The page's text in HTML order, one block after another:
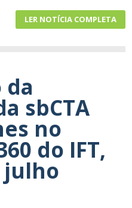
LER NOTÍCIA COMPLETA
da
sbCTA
no
do IFT,
julho